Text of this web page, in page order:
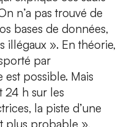
n’a pas trouvé de
bases de données,
illégaux ». En théorie,
par
est possible. Mais
24 h sur les
la piste d’une
plus probable »,